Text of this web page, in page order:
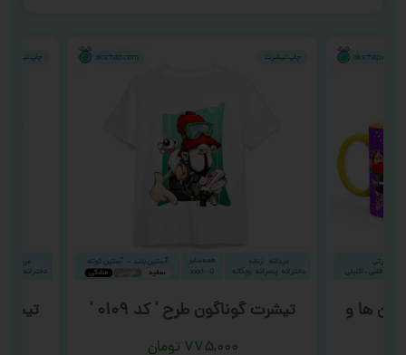
ها و تیشرت گوناگون طرح ‘ کد ۰۱۰۹ ‘
۷۷۵,۰۰۰ تومان
تیشرت